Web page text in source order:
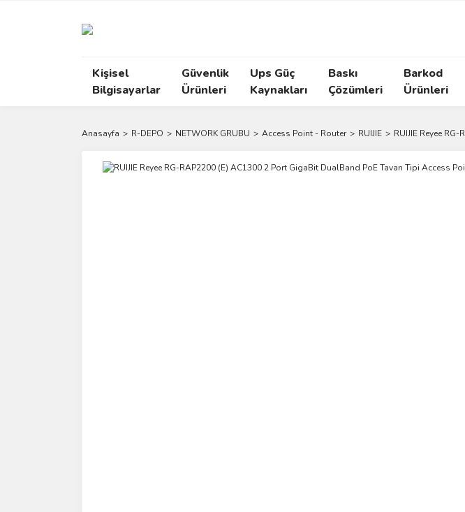
Kişisel
Bilgisayarlar
Güvenlik
Ürünleri
Ups Güç
Kaynakları
Baskı
Çözümleri
Barkod
Ürünleri
Anasayfa R-DEPO NETWORK GRUBU Access Point - Router RUIJIE RUIJIE Reyee